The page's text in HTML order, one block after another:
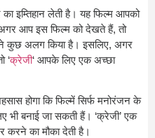
इम्तिहान लेती है। यह फिल्म आपको
आप इस फिल्म को देखते हैं, तो
कुछ अलग किया है। इसलिए, अगर
‘क्रेजी‘ आपके लिए एक अच्छा
होगा कि फिल्में सिर्फ मनोरंजन के
भी बनाई जा सकती हैं। ‘क्रेजी’ एक
करने का मौका देती है।